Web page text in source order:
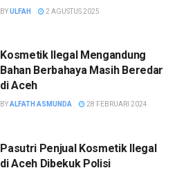
BYULFAH 2 AGUSTUS 2025
Kosmetik Ilegal Mengandung
Bahan Berbahaya Masih Beredar
di Aceh
BYALFATH ASMUNDA 28 FEBRUARI 2024
Pasutri Penjual Kosmetik Ilegal
di Aceh Dibekuk Polisi